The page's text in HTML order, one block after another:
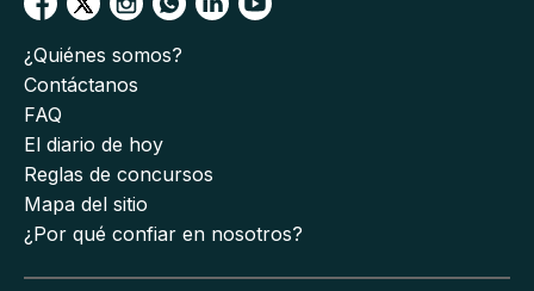
¿Quiénes somos?
Contáctanos
FAQ
El diario de hoy
Reglas de concursos
Mapa del sitio
¿Por qué confiar en nosotros?